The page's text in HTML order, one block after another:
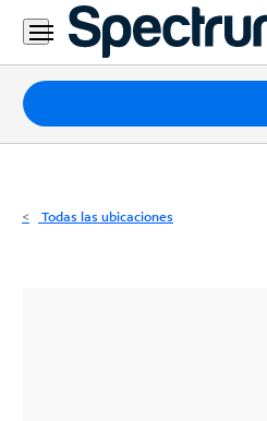
Residencial
Business
Paquetes
Internet
Todas las ubicaciones